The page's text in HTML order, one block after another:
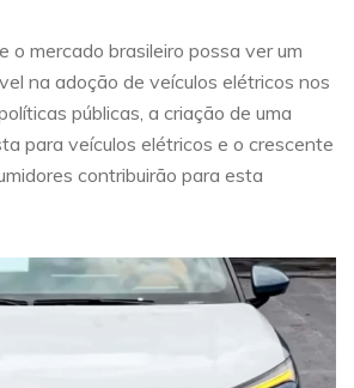
o mercado brasileiro possa ver um
na adoção de veículos elétricos nos
públicas, a criação de uma
para veículos elétricos e o crescente
contribuirão para esta